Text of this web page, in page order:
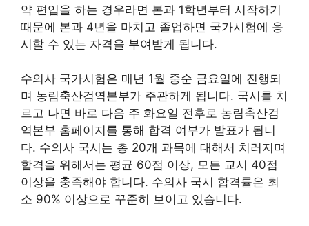
약 편입을 하는 경우라면 본과 1학년부터 시작하기
때문에 본과 4년을 마치고 졸업하면 국가시험에 응
시할 수 있는 자격을 부여받게 됩니다.
수의사 국가시험은 매년 1월 중순 금요일에 진행되
며 농림축산검역본부가 주관하게 됩니다. 국시를 치
르고 나면 바로 다음 주 화요일 전후로 농림축산검
역본부 홈페이지를 통해 합격 여부가 발표가 됩니
다. 수의사 국시는 총 20개 과목에 대해서 치러지며
합격을 위해서는 평균 60점 이상, 모든 교시 40점
이상을 충족해야 합니다. 수의사 국시 합격률은 최
소 90% 이상으로 꾸준히 보이고 있습니다.